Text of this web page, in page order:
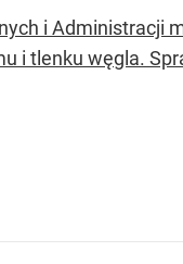
i Administracji
i tlenku węgla.